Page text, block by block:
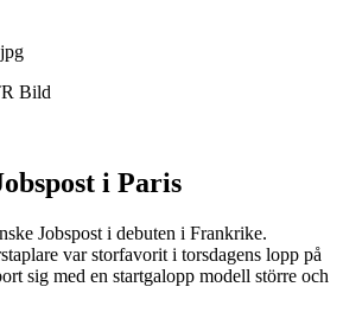
Bild
i Paris
Jobspost i debuten i Frankrike.
var storfavorit i torsdagens lopp på
sig med en startgalopp modell större och